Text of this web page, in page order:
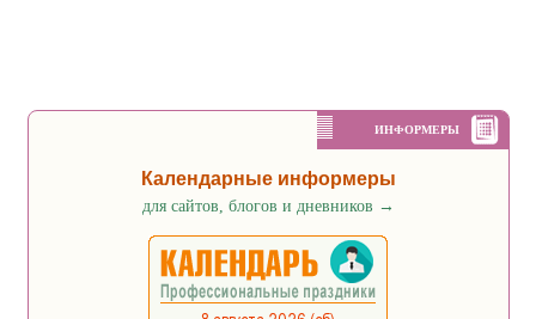
ИНФОРМЕРЫ
Календарные информеры
для сайтов, блогов и дневников →